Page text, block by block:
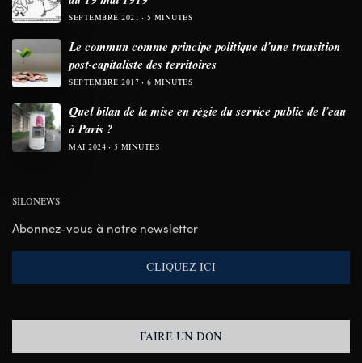
SEPTEMBRE 2021 5 MINUTES
Le commun comme principe politique d’une transition
post-capitaliste des territoires
SEPTEMBRE 2017 6 MINUTES
Quel bilan de la mise en régie du service public de l’eau
à Paris ?
MAI 2024 5 MINUTES
SILONEWS
Abonnez-vous à notre newsletter
CLIQUEZ ICI
FAIRE UN DON